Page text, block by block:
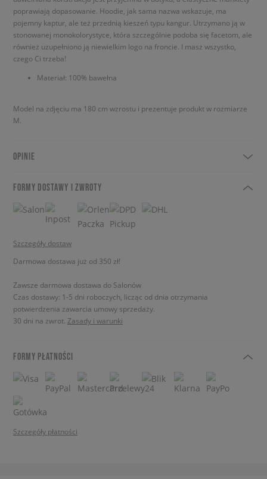
poprawiają dopasowanie. Hoodie, jak sama nazwa wskazuje, ma
pojemny kaptur, ale też przednią kieszeń typu kangur. Utrzymano ją w
stonowanej monokolorystyce, która szczególnie podoba się facetom, ale
również uzupełniono ją niewielkim logo na froncie. I masz wszystko,
czego Ci trzeba!
Materiał: 100% bawełna
Model na zdjęciu ma 180 cm wzrostu i prezentuje produkt w rozmiarze
M.
OPINIE
FORMY DOSTAWY I ZWROTY
Szczegóły dostaw
Darmowa dostawa już od 350 zł!
Zawsze darmowa dostawa do Salonów
Czas dostawy: 1-5 dni roboczych, licząc od dnia otrzymania
potwierdzenia zawarcia umowy sprzedaży.
30 dni na zwrot. Zasady i warunki
FORMY PŁATNOŚCI
Szczegóły płatności